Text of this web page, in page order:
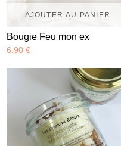
AJOUTER AU PANIER
Bougie Feu mon ex
6.90 €